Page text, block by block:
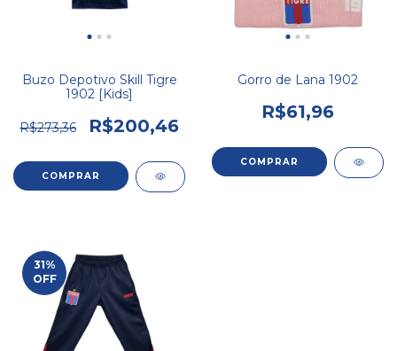
Buzo Depotivo Skill Tigre
1902 [Kids]
R$273,36 R$200,46
COMPRAR
Gorro de Lana 1902
R$61,96
31%
OFF